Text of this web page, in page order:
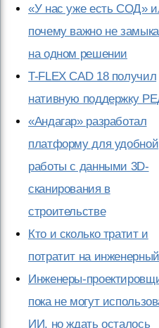
«У нас уже есть СОД»
почему важно не
на одном решении
T-FLEX CAD 18 получил
нативную поддержку
«Андагар» разработал
платформу для удобной
работы с данными 3D-
сканирования в
строительстве
Кто и сколько тратит и
потратит на
Инженеры-
пока не могут
ИИ, но ждать осталось